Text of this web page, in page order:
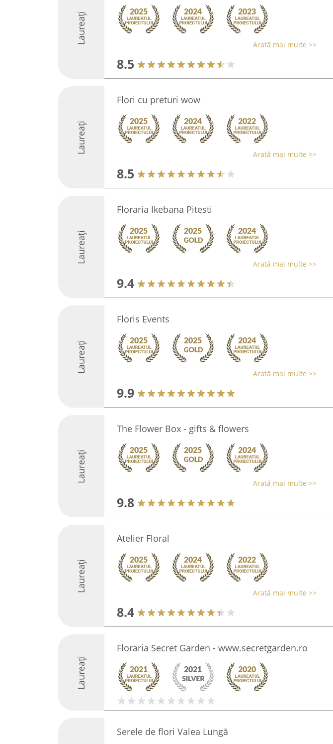
Laureați Arată mai multe >>
8.5
Laureați
Flori cu preturi wow
Arată mai multe >>
8.5
Laureați
Floraria Ikebana Pitesti
Arată mai multe >>
9.4
Laureați
Floris Events
Arată mai multe >>
9.9
Laureați
The Flower Box - gifts & flowers
Arată mai multe >>
9.8
Laureați
Atelier Floral
Arată mai multe >>
8.4
Laureați
Floraria Secret Garden - www.secretgarden.ro
Serele de flori Valea Lungă